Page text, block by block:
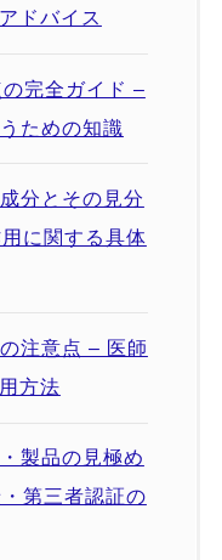
ドバイス
完全ガイド –
ための知識
分とその見分
に関する具体
注意点 – 医師
方法
製品の見極め
第三者認証の